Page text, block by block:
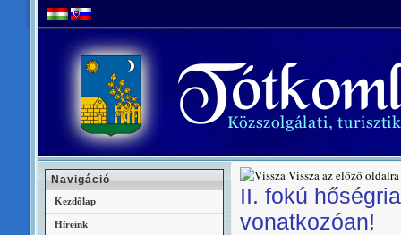
Vissza az előző oldalra
II. fokú
vonatkozóan!
Navigáció
Kezdőlap
Híreink